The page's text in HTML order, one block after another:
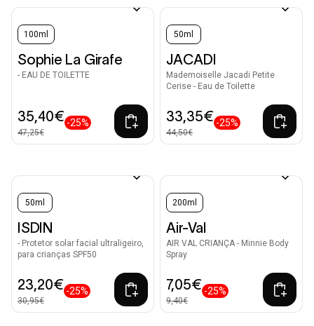
100ml
Sophie La Girafe
- EAU DE TOILETTE
35,40€
47,25€
-25%
50ml
JACADI
Mademoiselle Jacadi Petite
Cerise - Eau de Toilette
33,35€
44,50€
-25%
50ml
ISDIN
- Protetor solar facial ultraligeiro,
para crianças SPF50
23,20€
30,95€
-25%
200ml
Air-Val
AIR VAL CRIANÇA - Minnie Body
Spray
7,05€
9,40€
-25%